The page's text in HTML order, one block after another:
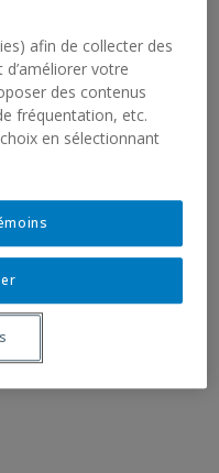
DMV
afin de collecter des
votre
des contenus
fréquentation, etc.
en sélectionnant